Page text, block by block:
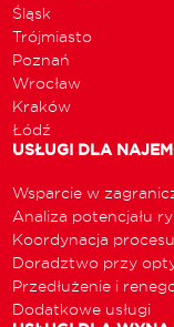
Śląsk
Trójmiasto
Poznań
Wrocław
Kraków
Łódź
USŁUGI DLA
Wsparcie w
Analiza potencjału
Koordynacja procesu
Doradztwo przy
Przedłużenie i
Dodatkowe usługi